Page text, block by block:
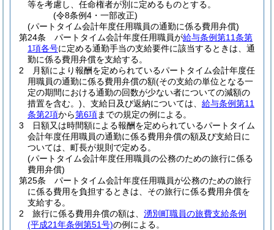
等を考慮し、任命権者が別に定めるものとする。
(令8条例4・一部改正)
(パートタイム会計年度任用職員の通勤に係る費用弁償)
第24条
パートタイム会計年度任用職員が給与条例第11条第
1項各号に定める通勤手当の支給要件に該当するときは、通
勤に係る費用弁償を支給する。
2
月額により報酬を定められているパートタイム会計年度任
用職員の通勤に係る費用弁償の額(その支給の単位となる一
定の期間における通勤の回数が少ない者についての減額の
措置を含む。) 、支給日及び返納については、 給与条例第11
条第2項から第6項までの規定の例による。
3
日額又は時間額による報酬を定められているパートタイム
会計年度任用職員の通勤に係る費用弁償の額及び支給日に
ついては、町長が規則で定める。
(パートタイム会計年度任用職員の公務のための旅行に係る
費用弁償)
第25条
パートタイム会計年度任用職員が公務のための旅行
に係る費用を負担するときは、その旅行に係る費用弁償を
支給する。
2
旅行に係る費用弁償の額は、 湧別町職員の旅費支給条例
(平成21年条例第51号)の例による。